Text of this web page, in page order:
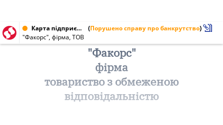
Карта підприємства від 07.07.1999 № 23477489 (Порушено справу про банкрутство)
"Факорс", фірма, ТОВ
"Факорс"
фірма
товариство з обмеженою
відповідальністю